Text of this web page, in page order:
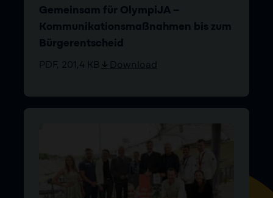
Gemeinsam für OlympiJA –
Kommunikations­maßnahmen bis zum
Bürgerentscheid
PDF, 201,4 KB Download